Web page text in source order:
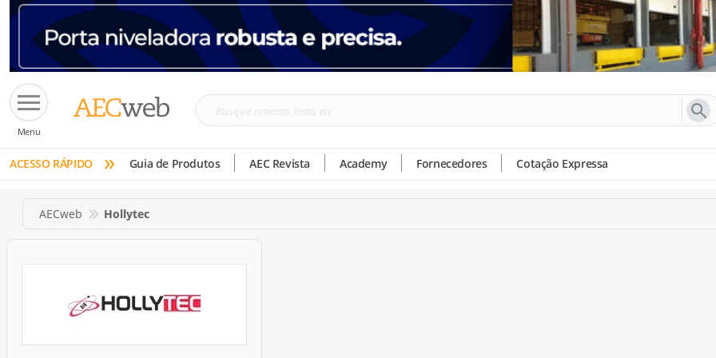
Menu
Busque
tinta,
etc
ACESSO RÁPIDO » Guia de Produtos AEC Revista Academy Fornecedores Cotação Expressa
AECweb Hollytec